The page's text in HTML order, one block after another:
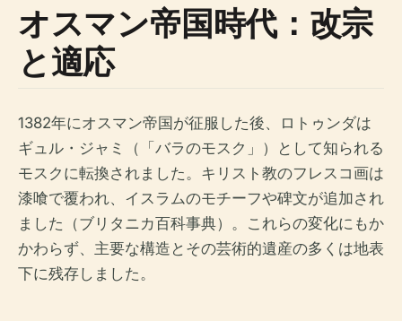
オスマン帝国時代：改宗
と適応
1382年にオスマン帝国が征服した後、ロトゥンダは
ギュル・ジャミ（「バラのモスク」）として知られる
モスクに転換されました。キリスト教のフレスコ画は
漆喰で覆われ、イスラムのモチーフや碑文が追加され
ました（ブリタニカ百科事典）。これらの変化にもか
かわらず、主要な構造とその芸術的遺産の多くは地表
下に残存しました。